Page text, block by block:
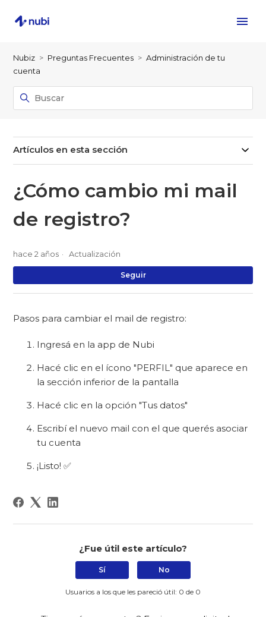
Nubiz Preguntas Frecuentes
Administración de tu
cuenta
Artículos en esta sección
¿Cómo cambio mi mail
de registro?
hace 2 años Actualización
Seguir
Pasos para cambiar el mail de registro:
Ingresá en la app de Nubi
Hacé clic en el ícono "PERFIL" que aparece en
la sección inferior de la pantalla
Hacé clic en la opción "Tus datos"
Escribí el nuevo mail con el que querés asociar
tu cuenta
¡Listo! ✅
¿Fue útil este artículo?
Sí No
Usuarios a los que les pareció útil: 0 de 0